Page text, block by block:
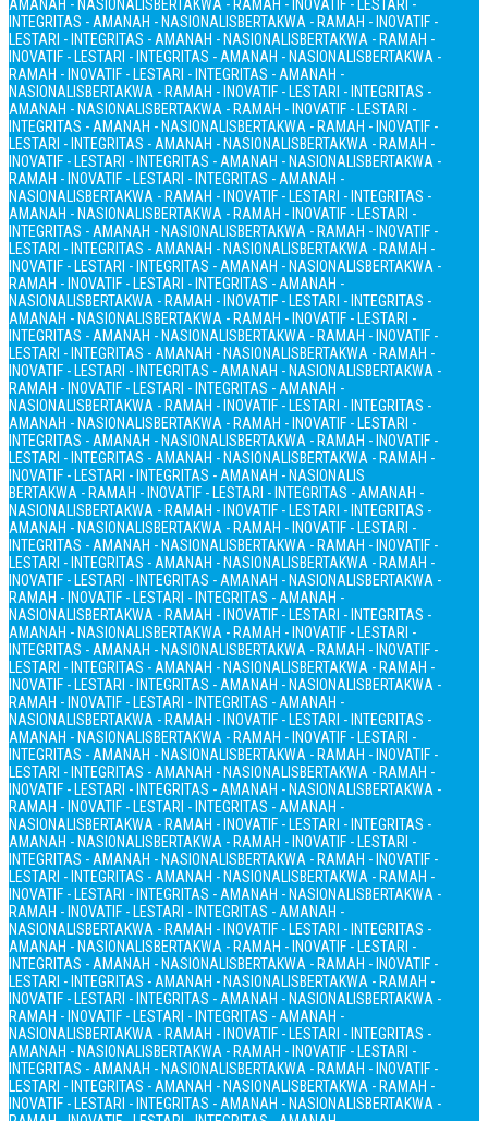
AMANAH - NASIONALISBERTAKWA - RAMAH - INOVATIF - LESTARI -
INTEGRITAS - AMANAH - NASIONALISBERTAKWA - RAMAH - INOVATIF -
LESTARI - INTEGRITAS - AMANAH - NASIONALISBERTAKWA - RAMAH -
INOVATIF - LESTARI - INTEGRITAS - AMANAH - NASIONALISBERTAKWA -
RAMAH - INOVATIF - LESTARI - INTEGRITAS - AMANAH -
NASIONALISBERTAKWA - RAMAH - INOVATIF - LESTARI - INTEGRITAS -
AMANAH - NASIONALISBERTAKWA - RAMAH - INOVATIF - LESTARI -
INTEGRITAS - AMANAH - NASIONALISBERTAKWA - RAMAH - INOVATIF -
LESTARI - INTEGRITAS - AMANAH - NASIONALISBERTAKWA - RAMAH -
INOVATIF - LESTARI - INTEGRITAS - AMANAH - NASIONALISBERTAKWA -
RAMAH - INOVATIF - LESTARI - INTEGRITAS - AMANAH -
NASIONALISBERTAKWA - RAMAH - INOVATIF - LESTARI - INTEGRITAS -
AMANAH - NASIONALISBERTAKWA - RAMAH - INOVATIF - LESTARI -
INTEGRITAS - AMANAH - NASIONALISBERTAKWA - RAMAH - INOVATIF -
LESTARI - INTEGRITAS - AMANAH - NASIONALISBERTAKWA - RAMAH -
INOVATIF - LESTARI - INTEGRITAS - AMANAH - NASIONALISBERTAKWA -
RAMAH - INOVATIF - LESTARI - INTEGRITAS - AMANAH -
NASIONALISBERTAKWA - RAMAH - INOVATIF - LESTARI - INTEGRITAS -
AMANAH - NASIONALISBERTAKWA - RAMAH - INOVATIF - LESTARI -
INTEGRITAS - AMANAH - NASIONALISBERTAKWA - RAMAH - INOVATIF -
LESTARI - INTEGRITAS - AMANAH - NASIONALISBERTAKWA - RAMAH -
INOVATIF - LESTARI - INTEGRITAS - AMANAH - NASIONALISBERTAKWA -
RAMAH - INOVATIF - LESTARI - INTEGRITAS - AMANAH -
NASIONALISBERTAKWA - RAMAH - INOVATIF - LESTARI - INTEGRITAS -
AMANAH - NASIONALISBERTAKWA - RAMAH - INOVATIF - LESTARI -
INTEGRITAS - AMANAH - NASIONALISBERTAKWA - RAMAH - INOVATIF -
LESTARI - INTEGRITAS - AMANAH - NASIONALISBERTAKWA - RAMAH -
INOVATIF - LESTARI - INTEGRITAS - AMANAH - NASIONALIS
BERTAKWA - RAMAH - INOVATIF - LESTARI - INTEGRITAS - AMANAH -
NASIONALISBERTAKWA - RAMAH - INOVATIF - LESTARI - INTEGRITAS -
AMANAH - NASIONALISBERTAKWA - RAMAH - INOVATIF - LESTARI -
INTEGRITAS - AMANAH - NASIONALISBERTAKWA - RAMAH - INOVATIF -
LESTARI - INTEGRITAS - AMANAH - NASIONALISBERTAKWA - RAMAH -
INOVATIF - LESTARI - INTEGRITAS - AMANAH - NASIONALISBERTAKWA -
RAMAH - INOVATIF - LESTARI - INTEGRITAS - AMANAH -
NASIONALISBERTAKWA - RAMAH - INOVATIF - LESTARI - INTEGRITAS -
AMANAH - NASIONALISBERTAKWA - RAMAH - INOVATIF - LESTARI -
INTEGRITAS - AMANAH - NASIONALISBERTAKWA - RAMAH - INOVATIF -
LESTARI - INTEGRITAS - AMANAH - NASIONALISBERTAKWA - RAMAH -
INOVATIF - LESTARI - INTEGRITAS - AMANAH - NASIONALISBERTAKWA -
RAMAH - INOVATIF - LESTARI - INTEGRITAS - AMANAH -
NASIONALISBERTAKWA - RAMAH - INOVATIF - LESTARI - INTEGRITAS -
AMANAH - NASIONALISBERTAKWA - RAMAH - INOVATIF - LESTARI -
INTEGRITAS - AMANAH - NASIONALISBERTAKWA - RAMAH - INOVATIF -
LESTARI - INTEGRITAS - AMANAH - NASIONALISBERTAKWA - RAMAH -
INOVATIF - LESTARI - INTEGRITAS - AMANAH - NASIONALISBERTAKWA -
RAMAH - INOVATIF - LESTARI - INTEGRITAS - AMANAH -
NASIONALISBERTAKWA - RAMAH - INOVATIF - LESTARI - INTEGRITAS -
AMANAH - NASIONALISBERTAKWA - RAMAH - INOVATIF - LESTARI -
INTEGRITAS - AMANAH - NASIONALISBERTAKWA - RAMAH - INOVATIF -
LESTARI - INTEGRITAS - AMANAH - NASIONALISBERTAKWA - RAMAH -
INOVATIF - LESTARI - INTEGRITAS - AMANAH - NASIONALISBERTAKWA -
RAMAH - INOVATIF - LESTARI - INTEGRITAS - AMANAH -
NASIONALISBERTAKWA - RAMAH - INOVATIF - LESTARI - INTEGRITAS -
AMANAH - NASIONALISBERTAKWA - RAMAH - INOVATIF - LESTARI -
INTEGRITAS - AMANAH - NASIONALISBERTAKWA - RAMAH - INOVATIF -
LESTARI - INTEGRITAS - AMANAH - NASIONALISBERTAKWA - RAMAH -
INOVATIF - LESTARI - INTEGRITAS - AMANAH - NASIONALISBERTAKWA -
RAMAH - INOVATIF - LESTARI - INTEGRITAS - AMANAH -
NASIONALISBERTAKWA - RAMAH - INOVATIF - LESTARI - INTEGRITAS -
AMANAH - NASIONALISBERTAKWA - RAMAH - INOVATIF - LESTARI -
INTEGRITAS - AMANAH - NASIONALISBERTAKWA - RAMAH - INOVATIF -
LESTARI - INTEGRITAS - AMANAH - NASIONALISBERTAKWA - RAMAH -
INOVATIF - LESTARI - INTEGRITAS - AMANAH - NASIONALISBERTAKWA -